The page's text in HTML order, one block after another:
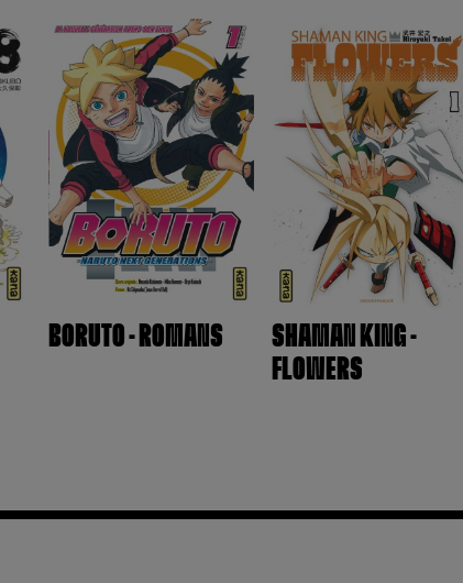
BORUTO - ROMANS
SHAMAN KING -
FLOWERS